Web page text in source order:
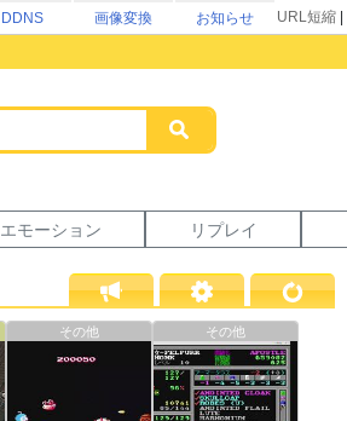
DDNS 画像変換 お知らせ URL短縮
エモーション リプレイ
その他 その他